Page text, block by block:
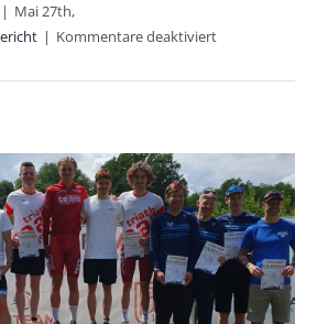
| Mai 27th,
| Kommentare deaktiviertfür
und
TTR-
Athleten
in
Kraichgau